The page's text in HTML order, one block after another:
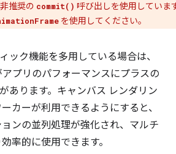
推奨の commit() 呼び出しを使用していま
を使用してください。
ック機能を多用している場合は、
プリのパフォーマンスにプラスの
あります。キャンバス レンダリン
カーが利用できるようにすると、
ンの並列処理が強化され、マルチ
率的に使用できます。